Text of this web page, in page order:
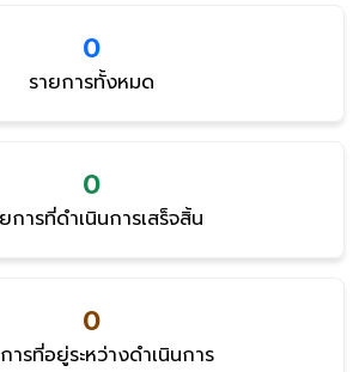
0
รายการทั้งหมด
0
การที่ดำเนินการเสร็จสิ้น
0
ารที่อยู่ระหว่างดำเนินการ